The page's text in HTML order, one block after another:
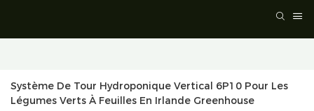
Système De Tour Hydroponique Vertical 6P10 Pour Les
Légumes Verts À Feuilles En Irlande Greenhouse